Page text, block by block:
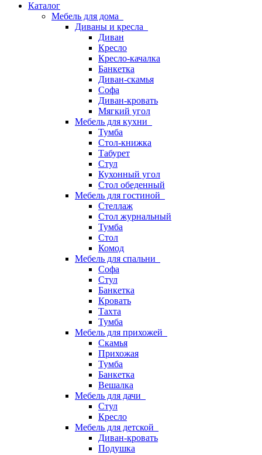
Каталог
Мебель для дома
Диваны и кресла
Диван
Кресло
Кресло-качалка
Банкетка
Диван-скамья
Софа
Диван-кровать
Мягкий угол
Мебель для кухни
Тумба
Стол-книжка
Табурет
Стул
Кухонный угол
Стол обеденный
Мебель для гостиной
Стеллаж
Стол журнальный
Тумба
Стол
Комод
Мебель для спальни
Софа
Стул
Банкетка
Кровать
Тахта
Тумба
Мебель для прихожей
Скамья
Прихожая
Тумба
Банкетка
Вешалка
Мебель для дачи
Стул
Кресло
Мебель для детской
Диван-кровать
Подушка